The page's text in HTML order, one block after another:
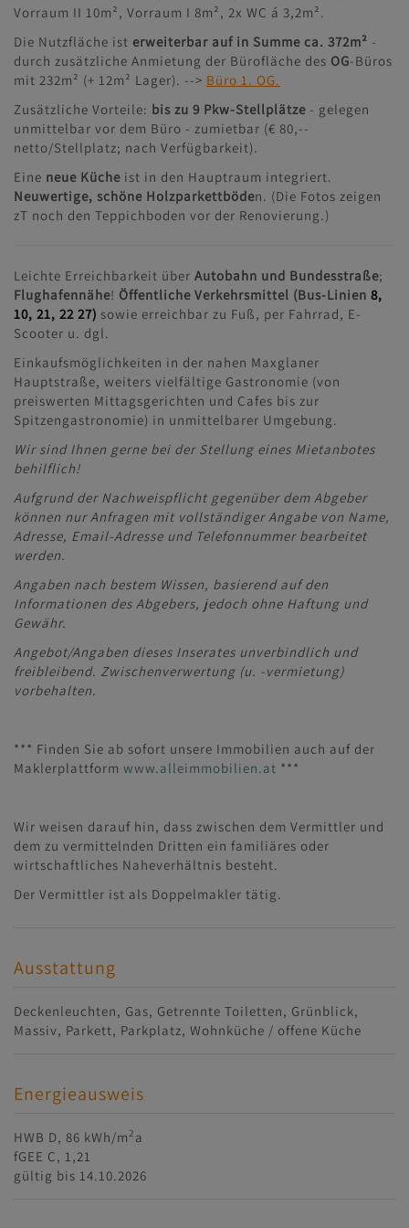
Vorraum II 10m², Vorraum I 8m², 2x WC á 3,2m².
Die Nutzfläche ist erweiterbar auf in Summe ca. 372m² -
durch zusätzliche Anmietung der Bürofläche des OG-Büros
mit 232m² (+ 12m² Lager). --> Büro 1. OG.
Zusätzliche Vorteile: bis zu 9 Pkw-Stellplätze - gelegen
unmittelbar vor dem Büro - zumietbar (€ 80,--
netto/Stellplatz; nach Verfügbarkeit).
Eine neue Küche ist in den Hauptraum integriert.
Neuwertige, schöne Holzparkettböden. (Die Fotos zeigen
zT noch den Teppichboden vor der Renovierung.)
Leichte Erreichbarkeit über Autobahn und Bundesstraße;
Flughafennähe! Öffentliche Verkehrsmittel (Bus-Linien 8,
10, 21, 22 27) sowie erreichbar zu Fuß, per Fahrrad, E-
Scooter u. dgl.
Einkaufsmöglichkeiten in der nahen Maxglaner
Hauptstraße, weiters vielfältige Gastronomie (von
preiswerten Mittagsgerichten und Cafes bis zur
Spitzengastronomie) in unmittelbarer Umgebung.
Wir sind Ihnen gerne bei der Stellung eines Mietanbotes
behilflich!
Aufgrund der Nachweispflicht gegenüber dem Abgeber
können nur Anfragen mit vollständiger Angabe von Name,
Adresse, Email-Adresse und Telefonnummer bearbeitet
werden.
Angaben nach bestem Wissen, basierend auf den
Informationen des Abgebers, jedoch ohne Haftung und
Gewähr.
Angebot/Angaben dieses Inserates unverbindlich und
freibleibend. Zwischenverwertung (u. -vermietung)
vorbehalten.
*** Finden Sie ab sofort unsere Immobilien auch auf der
Maklerplattform www.alleimmobilien.at ***
Wir weisen darauf hin, dass zwischen dem Vermittler und
dem zu vermittelnden Dritten ein familiäres oder
wirtschaftliches Naheverhältnis besteht.
Der Vermittler ist als Doppelmakler tätig.
Ausstattung
Deckenleuchten Gas Getrennte Toiletten
Grünblick
Massiv Parkett Parkplatz Wohnküche / offene Küche
Energieausweis
HWB D, 86 kWh/m2 a
fGEE C, 1,21
gültig bis 14.10.2026